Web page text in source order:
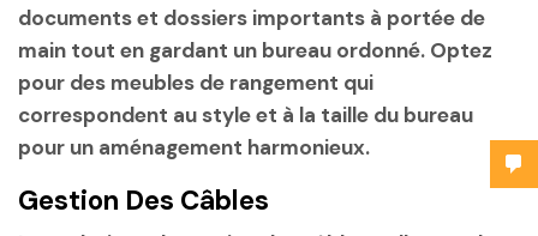
documents et dossiers importants à portée de
main tout en gardant un bureau ordonné. Optez
pour des meubles de rangement qui
correspondent au style et à la taille du bureau
pour un aménagement harmonieux.
Gestion Des Câbles